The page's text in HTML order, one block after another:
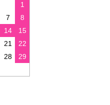
1
7
8
14
15
21
22
28
29